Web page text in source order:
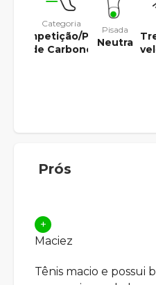
Categoria
Competição/Placa
de Carbono
Pisada
Neutra
Prós
+
Maciez
Tênis macio e possui